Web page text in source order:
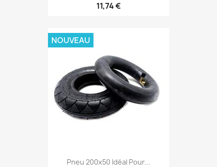
11,74 €
Pneu 200x50 Idéal Pour...
NOUVEAU